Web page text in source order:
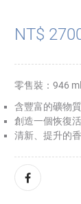
NT$
零售裝：946
含豐富的礦物
創造一個恢復
清新、提升的